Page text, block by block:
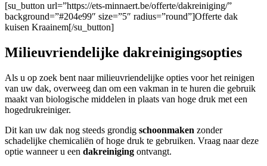
[su_button url=”https://ets-minnaert.be/offerte/dakreiniging/”
background=”#204e99″ size=”5″ radius=”round”]Offerte dak
kuisen Kraainem[/su_button]
Milieuvriendelijke dakreinigingsopties
Als u op zoek bent naar milieuvriendelijke opties voor het reinigen
van uw dak, overweeg dan om een vakman in te huren die gebruik
maakt van biologische middelen in plaats van hoge druk met een
hogedrukreiniger.
Dit kan uw dak nog steeds grondig schoonmaken zonder
schadelijke chemicaliën of hoge druk te gebruiken. Vraag naar deze
optie wanneer u een dakreiniging ontvangt.